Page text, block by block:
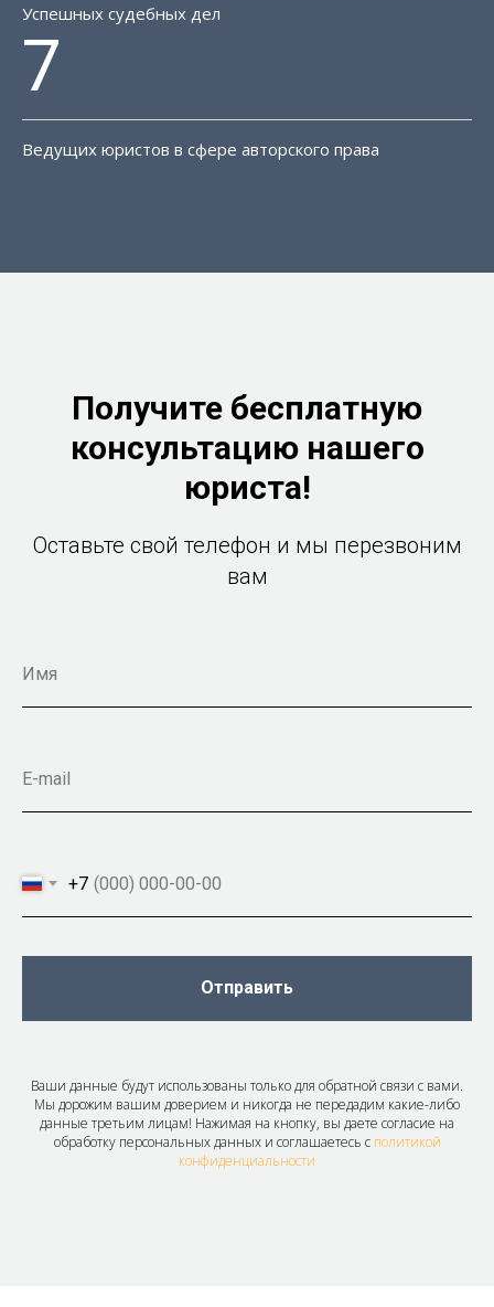
Успешных судебных дел
7
Ведущих юристов в сфере авторского права
Получите бесплатную
консультацию нашего
юриста!
Оставьте свой телефон и мы перезвоним
вам
+7
Отправить
Ваши данные будут использованы только для обратной связи с вами.
Мы дорожим вашим доверием и никогда не передадим какие-либо
данные третьим лицам! Нажимая на кнопку, вы даете согласие на
обработку персональных данных и соглашаетесь c политикой
конфиденциальности